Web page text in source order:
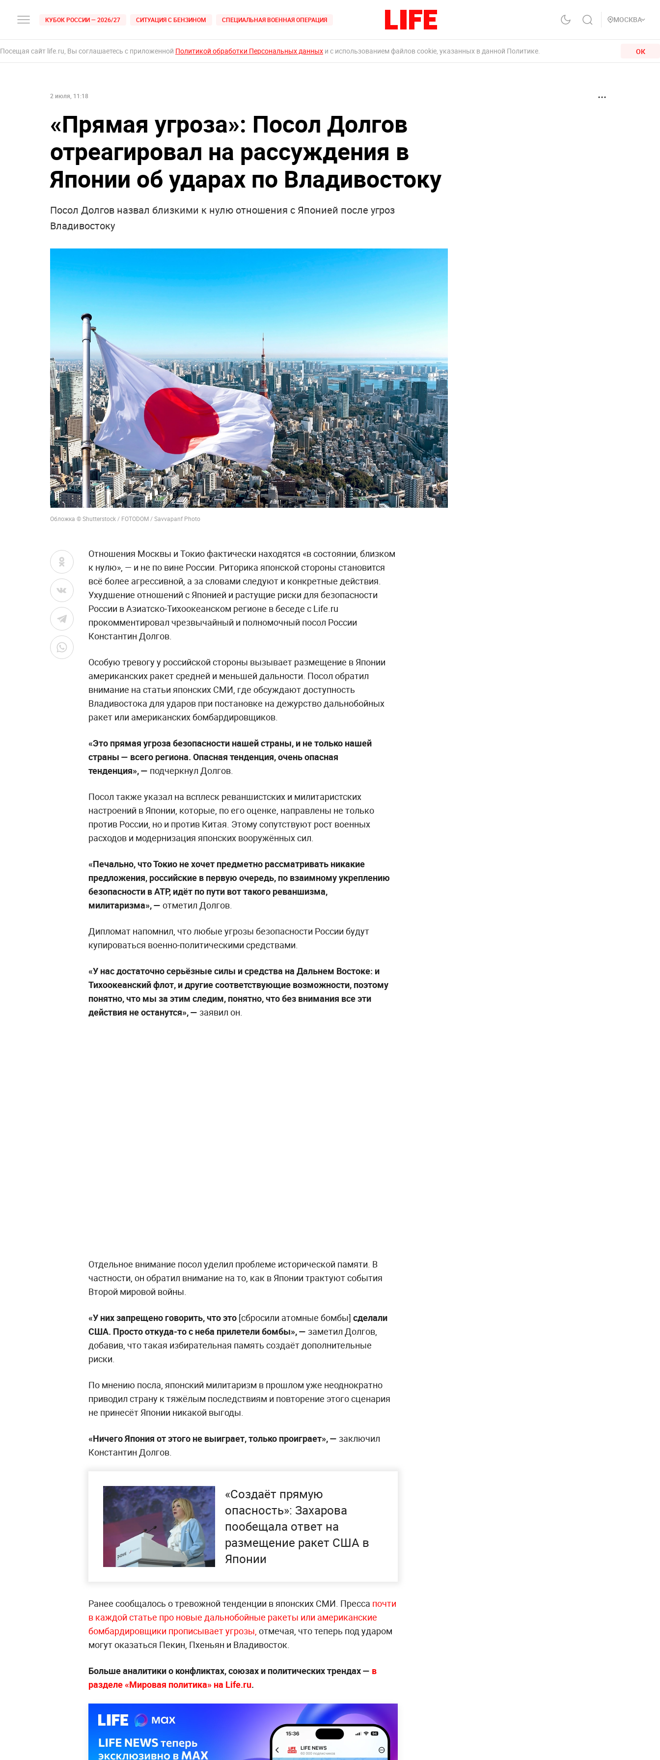
КУБОК РОССИИ — 2026/27 СИТУАЦИЯ С БЕНЗИНОМ СПЕЦИАЛЬНАЯ ВОЕННАЯ ОПЕРАЦИЯ МОСКВА
Посещая сайт life.ru, Вы соглашаетесь с приложенной Политикой обработки Персональных данных и с использованием файлов cookie, указанных в данной Политике. ОК
2 июля, 11:18
«Прямая угроза»: Посол Долгов
отреагировал на рассуждения в
Японии об ударах по Владивостоку
Посол Долгов назвал близкими к нулю отношения с Японией после угроз
Владивостоку
Обложка © Shutterstock / FOTODOM / Savvapanf Photo
Отношения Москвы и Токио фактически находятся «в состоянии, близком
к нулю», — и не по вине России. Риторика японской стороны становится
всё более агрессивной, а за словами следуют и конкретные действия.
Ухудшение отношений с Японией и растущие риски для безопасности
России в Азиатско‑Тихоокеанском регионе в беседе с Life.ru
прокомментировал чрезвычайный и полномочный посол России
Константин Долгов.
Особую тревогу у российской стороны вызывает размещение в Японии
американских ракет средней и меньшей дальности. Посол обратил
внимание на статьи японских СМИ, где обсуждают доступность
Владивостока для ударов при постановке на дежурство дальнобойных
ракет или американских бомбардировщиков.
«Это прямая угроза безопасности нашей страны, и не только нашей
страны — всего региона. Опасная тенденция, очень опасная
тенденция», — подчеркнул Долгов.
Посол также указал на всплеск реваншистских и милитаристских
настроений в Японии, которые, по его оценке, направлены не только
против России, но и против Китая. Этому сопутствуют рост военных
расходов и модернизация японских вооружённых сил.
«Печально, что Токио не хочет предметно рассматривать никакие
предложения, российские в первую очередь, по взаимному укреплению
безопасности в АТР, идёт по пути вот такого реваншизма,
милитаризма», — отметил Долгов.
Дипломат напомнил, что любые угрозы безопасности России будут
купироваться военно‑политическими средствами.
«У нас достаточно серьёзные силы и средства на Дальнем Востоке: и
Тихоокеанский флот, и другие соответствующие возможности, поэтому
понятно, что мы за этим следим, понятно, что без внимания все эти
действия не останутся», — заявил он.
Отдельное внимание посол уделил проблеме исторической памяти. В
частности, он обратил внимание на то, как в Японии трактуют события
Второй мировой войны.
«У них запрещено говорить, что это [сбросили атомные бомбы] сделали
США. Просто откуда‑то с неба прилетели бомбы», — заметил Долгов,
добавив, что такая избирательная память создаёт дополнительные
риски.
По мнению посла, японский милитаризм в прошлом уже неоднократно
приводил страну к тяжёлым последствиям и повторение этого сценария
не принесёт Японии никакой выгоды.
«Ничего Япония от этого не выиграет, только проиграет», — заключил
Константин Долгов.
«Создаёт прямую
опасность»: Захарова
пообещала ответ на
размещение ракет США в
Японии
Ранее сообщалось о тревожной тенденции в японских СМИ. Пресса почти
в каждой статье про новые дальнобойные ракеты или американские
бомбардировщики прописывает угрозы, отмечая, что теперь под ударом
могут оказаться Пекин, Пхеньян и Владивосток.
Больше аналитики о конфликтах, союзах и политических трендах — в
разделе «Мировая политика» на Life.ru.